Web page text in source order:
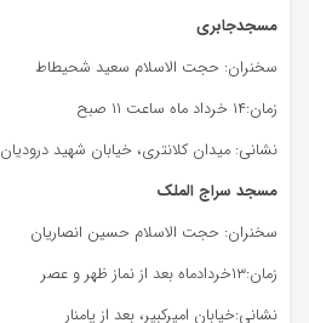
مسجدجابری
سخنران: حجت الاسلام سعید شحیطاط
زمان:۱۴ خرداد ماه ساعت ۱۱ صبح
نشانی: میدان کلانتری، خیابان شهید درودیان
مسجد سراج الملک
سخنران: حجت الاسلام حسین انصاریان
زمان:۱۳خردادماه بعد از نماز ظهر و عصر
نشانی:خیابان امیرکبیر، بعد از پامنار